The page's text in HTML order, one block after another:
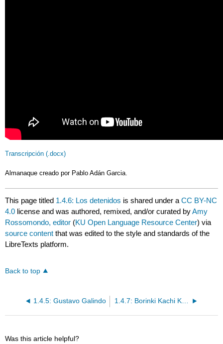
Transcripción (.docx)
Almanaque creado por Pablo Adán Garcia.
This page titled 1.4.6: Los detenidos is shared under aCC BY-NC
4.0 license and was authored, remixed, and/or curated byAmy
Rossomondo, editor (KU Open Language Resource Center) via
source content that was edited to the style and standards of the
LibreTexts platform.
Back to top
1.4.5: Gustavo Galindo
Was this article helpful?